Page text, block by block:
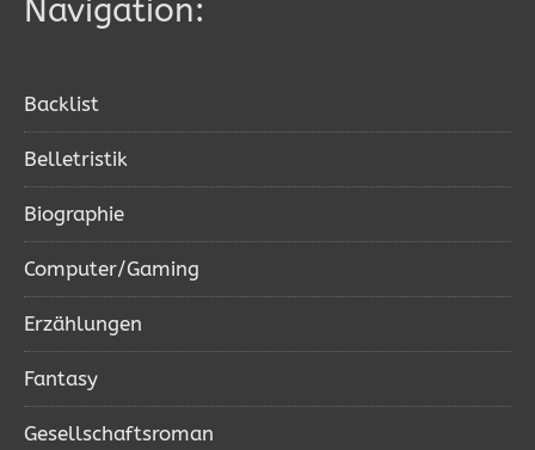
Navigation:
Backlist
Belletristik
Biographie
Computer/Gaming
Erzählungen
Fantasy
Gesellschaftsroman